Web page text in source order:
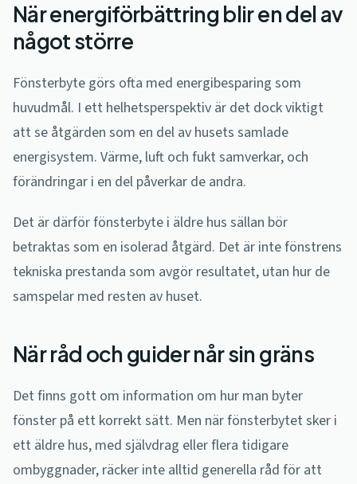
När energiförbättring blir en del av
något större
Fönsterbyte görs ofta med energibesparing som
huvudmål. I ett helhetsperspektiv är det dock viktigt
att se åtgärden som en del av husets samlade
energisystem. Värme, luft och fukt samverkar, och
förändringar i en del påverkar de andra.
Det är därför fönsterbyte i äldre hus sällan bör
betraktas som en isolerad åtgärd. Det är inte fönstrens
tekniska prestanda som avgör resultatet, utan hur de
samspelar med resten av huset.
När råd och guider når sin gräns
Det finns gott om information om hur man byter
fönster på ett korrekt sätt. Men när fönsterbytet sker i
ett äldre hus, med självdrag eller flera tidigare
ombyggnader, räcker inte alltid generella råd för att